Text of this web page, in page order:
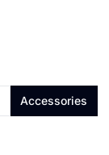
Accessories